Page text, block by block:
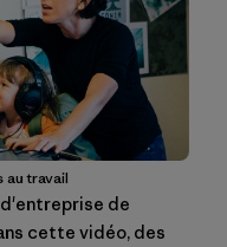
au travail
de
cette vidéo, des